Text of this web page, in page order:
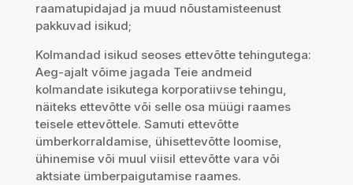
raamatupidajad ja muud nõustamisteenust
pakkuvad isikud;
Kolmandad isikud seoses ettevõtte tehingutega:
Aeg-ajalt võime jagada Teie andmeid
kolmandate isikutega korporatiivse tehingu,
näiteks ettevõtte või selle osa müügi raames
teisele ettevõttele. Samuti ettevõtte
ümberkorraldamise, ühisettevõtte loomise,
ühinemise või muul viisil ettevõtte vara või
aktsiate ümberpaigutamise raames.